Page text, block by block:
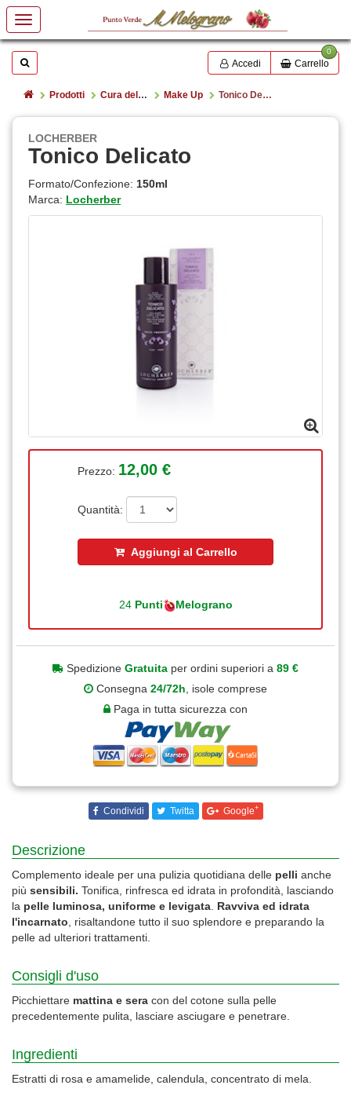
Cerca Accedi
0
Carrello
HomeProdotti Cura della persona/igiene e cosmesi Make Up Tonico Delicato
LOCHERBER
Tonico Delicato
Formato/Confezione: 150ml
Marca: Locherber
Prezzo: 12,00 €
Quantità:
Aggiungi al Carrello
24 Punti Melograno
Spedizione Gratuita per ordini superiori a 89 €
Consegna 24/72h , isole comprese
Paga in tutta sicurezza con
Condividi Twitta Google+
Descrizione
Complemento ideale per una pulizia quotidiana delle pelli anche
più sensibili. Tonifica, rinfresca ed idrata in profondità, lasciando
la pelle luminosa, uniforme e levigata Ravviva ed idrata
l'incarnato , risaltandone tutto il suo splendore e preparando la
pelle ad ulteriori trattamenti.
Consigli d'uso
Picchiettare mattina e sera con del cotone sulla pelle
precedentemente pulita, lasciare asciugare e penetrare.
Ingredienti
Estratti di rosa e amamelide, calendula, concentrato di mela.